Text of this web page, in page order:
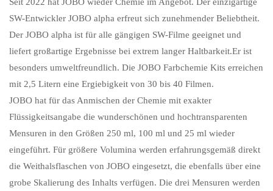
Seit 2022 hat JOBO wieder Chemie im Angebot. Der einzigartige
SW-Entwickler JOBO alpha erfreut sich zunehmender Beliebtheit.
Der JOBO alpha ist für alle gängigen SW-Filme geeignet und
liefert großartige Ergebnisse bei extrem langer Haltbarkeit.Er ist
besonders umweltfreundlich. Die JOBO Farbchemie Kits erreichen
mit 2,5 Litern eine Ergiebigkeit von 30 bis 40 Filmen.
JOBO hat für das Anmischen der Chemie mit exakter
Flüssigkeitsangabe die wunderschönen und hochtransparenten
Mensuren in den Größen 250 ml, 100 ml und 25 ml wieder
eingeführt. Für größere Volumina werden erfahrungsgemäß direkt
die Weithalsflaschen von JOBO eingesetzt, die ebenfalls über eine
grobe Skalierung des Inhalts verfügen. Die drei Mensuren werden